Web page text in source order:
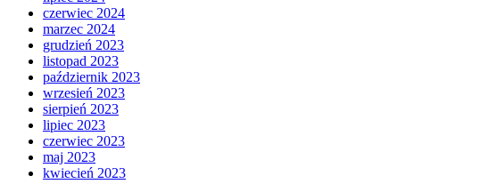
czerwiec 2024
marzec 2024
grudzień 2023
listopad 2023
październik 2023
wrzesień 2023
sierpień 2023
lipiec 2023
czerwiec 2023
maj 2023
kwiecień 2023